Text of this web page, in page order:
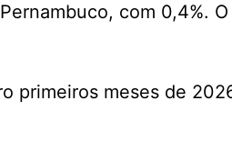
com 0,4%.
primeiros meses de